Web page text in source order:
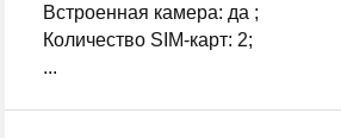
Встроенная камера: да ;
Количество SIM-карт: 2;
...